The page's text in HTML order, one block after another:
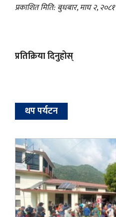
प्रकाशित मिति: बुधबार, माघ २, २०८१
प्रतिक्रिया दिनुहोस्
थप पर्यटन